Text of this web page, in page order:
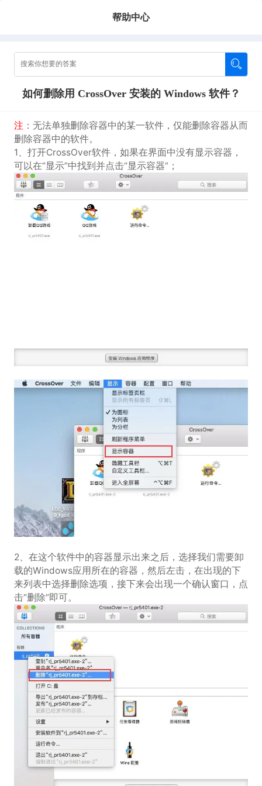
帮助中心
如何删除用 CrossOver 安装的 Windows 软件？
注 ：无法单独删除容器中的某一软件，仅能删除容器从而
删除容器中的软件。
1、打开CrossOver软件，如果在界面中没有显示容器，
可以在“显示”中找到并点击“显示容器”；
2、在这个软件中的容器显示出来之后，选择我们需要卸
载的Windows应用所在的容器，然后左击，在出现的下
来列表中选择删除选项，接下来会出现一个确认窗口，点
击“删除”即可。